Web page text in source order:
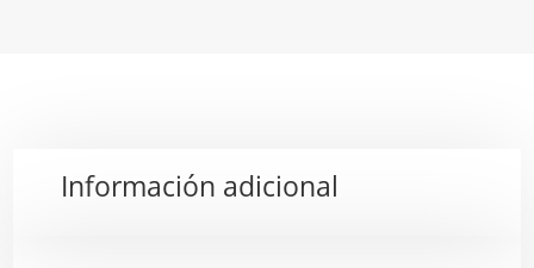
Información adicional